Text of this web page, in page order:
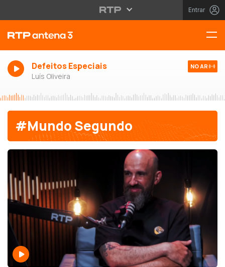
Entrar
Defeitos Especiais
Luís Oliveira
NO AR
#Mundo Segundo